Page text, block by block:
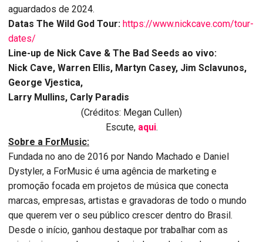
aguardados de 2024.
Datas The Wild God Tour: https://www.nickcave.com/tour-
dates/
Line-up de Nick Cave & The Bad Seeds ao vivo:
Nick Cave, Warren Ellis, Martyn Casey, Jim Sclavunos,
George Vjestica,
Larry Mullins, Carly Paradis
(Créditos: Megan Cullen)
Escute, aqui.
Sobre a ForMusic:
Fundada no ano de 2016 por Nando Machado e Daniel
Dystyler, a ForMusic é uma agência de marketing e
promoção focada em projetos de música que conecta
marcas, empresas, artistas e gravadoras de todo o mundo
que querem ver o seu público crescer dentro do Brasil.
Desde o início, ganhou destaque por trabalhar com as